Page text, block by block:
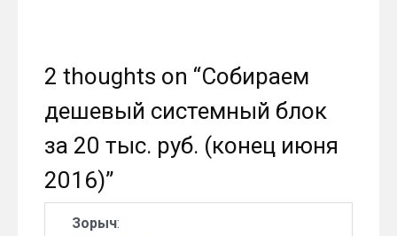
2 thoughts on “Собираем
дешевый системный блок
за 20 тыс. руб. (конец июня
2016)”
Зорыч: